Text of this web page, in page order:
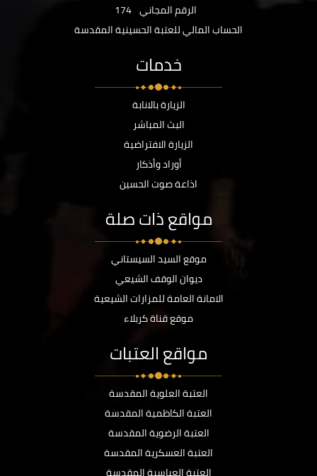
الرقم المجاني 174
الحساب المالي للعتبة الحسينية المقدسة
خدمات
الزيارة بالانابة
البث المباشر
الزيارة الافتراضية
أوراد وأذكار
اذاعة صوت الحسين
مواقع ذات صلة
موقع السيد السيستاني
ديوان الوقف الشيعي
الامانة العامة للمزارات الشيعية
موقع قناة كربلاء
مواقع العتبات
العتبة العلوية المقدسة
العتبة الكاظمية المقدسة
العتبة الرضوية المقدسة
العتبة العسكرية المقدسة